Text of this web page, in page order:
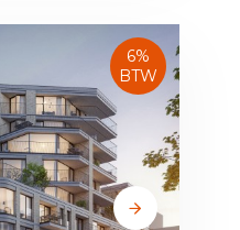
6%
BTW